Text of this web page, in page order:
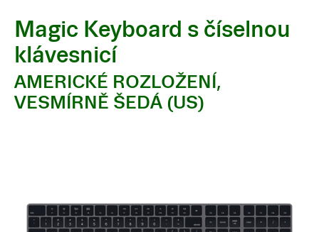
Magic Keyboard s číselnou
klávesnicí
AMERICKÉ ROZLOŽENÍ,
VESMÍRNĚ ŠEDÁ (US)